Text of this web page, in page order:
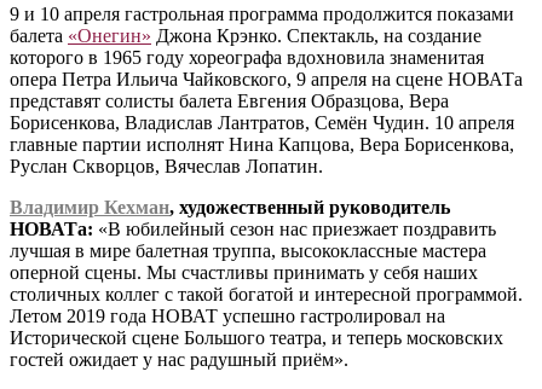
9 и 10 апреля гастрольная программа продолжится показами
балета «Онегин» Джона Крэнко. Спектакль, на создание
которого в 1965 году хореографа вдохновила знаменитая
опера Петра Ильича Чайковского, 9 апреля на сцене НОВАТа
представят солисты балета Евгения Образцова, Вера
Борисенкова, Владислав Лантратов, Семён Чудин. 10 апреля
главные партии исполнят Нина Капцова, Вера Борисенкова,
Руслан Скворцов, Вячеслав Лопатин.
Владимир Кехман, художественный руководитель
НОВАТа: «В юбилейный сезон нас приезжает поздравить
лучшая в мире балетная труппа, высококлассные мастера
оперной сцены. Мы счастливы принимать у себя наших
столичных коллег с такой богатой и интересной программой.
Летом 2019 года НОВАТ успешно гастролировал на
Исторической сцене Большого театра, и теперь московских
гостей ожидает у нас радушный приём».